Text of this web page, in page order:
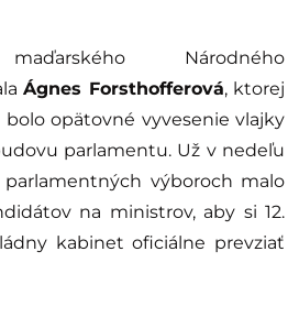
Národného
Ágnes Forsthofferová, ktorej
opätovné vyvesenie vlajky
parlamentu. Už v nedeľu
výboroch malo
na ministrov, aby si 12.
kabinet oficiálne prevziať